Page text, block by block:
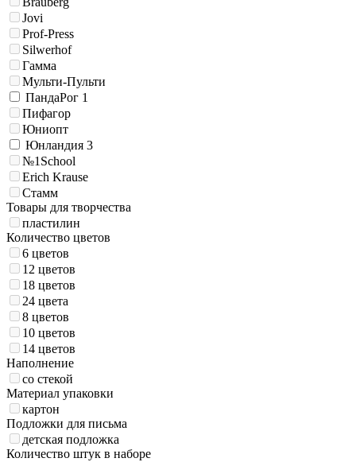
Jovi
Prof-Press
Silwerhof
Гамма
Мульти-Пульти
ПандаРог 1
Пифагор
Юниопт
Юнландия 3
№1School
Erich Krause
Стамм
Товары для творчества
пластилин
Количество цветов
6 цветов
12 цветов
18 цветов
24 цвета
8 цветов
10 цветов
14 цветов
Наполнение
со стекой
Материал упаковки
картон
Подложки для письма
детская подложка
Количество штук в наборе